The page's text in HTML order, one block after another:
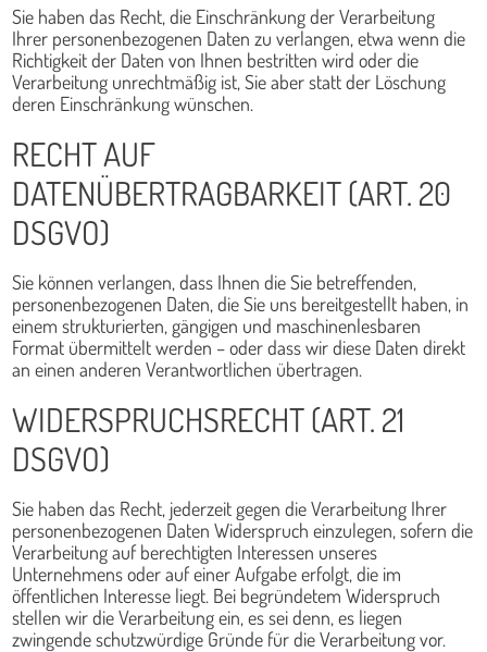
Sie haben das Recht, die Einschränkung der Verarbeitung
Ihrer personenbezogenen Daten zu verlangen, etwa wenn die
Richtigkeit der Daten von Ihnen bestritten wird oder die
Verarbeitung unrechtmäßig ist, Sie aber statt der Löschung
deren Einschränkung wünschen.
RECHT AUF
DATENÜBERTRAGBARKEIT (ART. 20
DSGVO)
Sie können verlangen, dass Ihnen die Sie betreffenden,
personenbezogenen Daten, die Sie uns bereitgestellt haben, in
einem strukturierten, gängigen und maschinenlesbaren
Format übermittelt werden – oder dass wir diese Daten direkt
an einen anderen Verantwortlichen übertragen.
WIDERSPRUCHSRECHT (ART. 21
DSGVO)
Sie haben das Recht, jederzeit gegen die Verarbeitung Ihrer
personenbezogenen Daten Widerspruch einzulegen, sofern die
Verarbeitung auf berechtigten Interessen unseres
Unternehmens oder auf einer Aufgabe erfolgt, die im
öffentlichen Interesse liegt. Bei begründetem Widerspruch
stellen wir die Verarbeitung ein, es sei denn, es liegen
zwingende schutzwürdige Gründe für die Verarbeitung vor.